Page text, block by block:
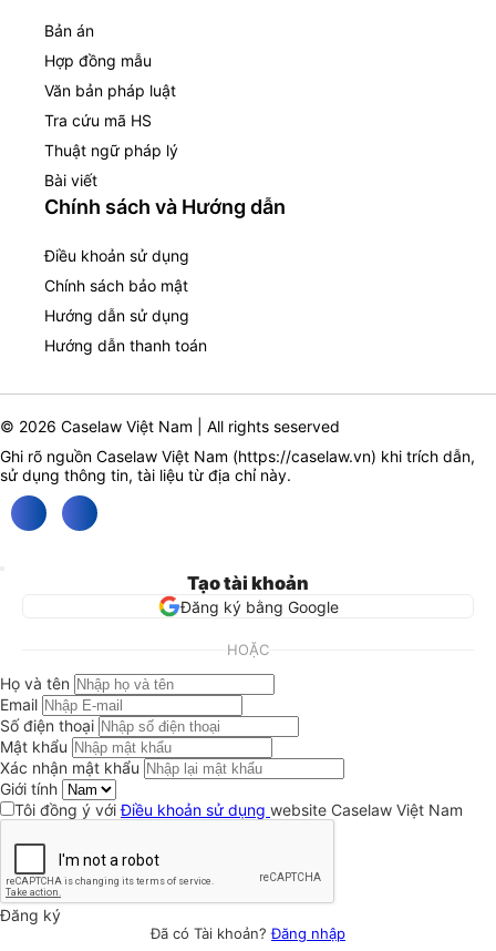
Bản án
Hợp đồng mẫu
Văn bản pháp luật
Tra cứu mã HS
Thuật ngữ pháp lý
Bài viết
Chính sách và Hướng dẫn
Điều khoản sử dụng
Chính sách bảo mật
Hướng dẫn sử dụng
Hướng dẫn thanh toán
© 2026 Caselaw Việt Nam | All rights seserved
Ghi rõ nguồn Caselaw Việt Nam (https://caselaw.vn) khi trích dẫn,
sử dụng thông tin, tài liệu từ địa chỉ này.
Tạo tài khoản
Đăng ký bằng Google
HOẶC
Họ và tên
Email
Số điện thoại
Mật khẩu
Xác nhận mật khẩu
Giới tính
Tôi đồng ý vớiĐiều khoản sử dụng website Caselaw Việt Nam
Đăng ký
Đã có Tài khoản?Đăng nhập